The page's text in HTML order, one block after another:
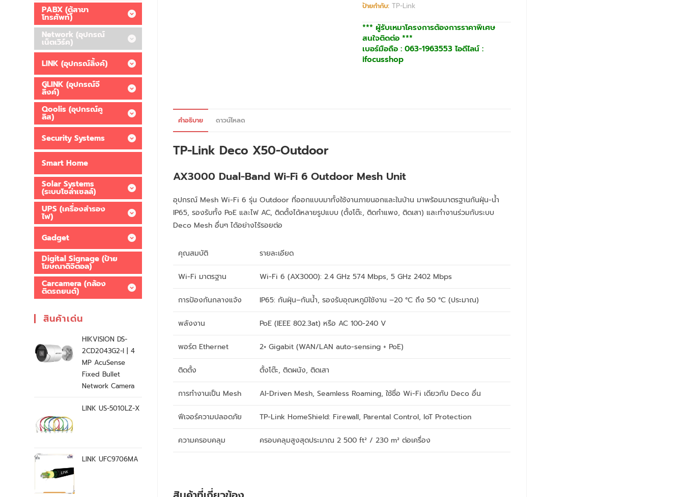
ป้ายกำกับ: TP-Link
*** ผู้รับเหมาโครงการต้องการราคาพิเศษ
สนใจติดต่อ ***
เบอร์มือถือ : 063-1963553 ไอดีไลน์ :
ifocusshop
คำอธิบาย ดาวน์โหลด
TP-Link Deco X50-Outdoor
AX3000 Dual-Band Wi-Fi 6 Outdoor Mesh Unit
อุปกรณ์ Mesh Wi-Fi 6 รุ่น Outdoor ที่ออกแบบมาทั้งใช้งานภายนอกและในบ้าน มาพร้อมมาตรฐานกันฝุ่น-น้ำ
IP65, รองรับทั้ง PoE และไฟ AC, ติดตั้งได้หลายรูปแบบ (ตั้งโต๊ะ, ติดกำแพง, ติดเสา) และทำงานร่วมกับระบบ
Deco Mesh อื่นๆ ได้อย่างไร้รอยต่อ
คุณสมบัติ รายละเอียด
Wi-Fi มาตรฐาน Wi-Fi 6 (AX3000): 2.4 GHz 574 Mbps, 5 GHz 2402 Mbps
การป้องกันกลางแจ้ง IP65: กันฝุ่น–กันน้ำ, รองรับอุณหภูมิใช้งาน –20 °C ถึง 50 °C (ประมาณ)
พลังงาน PoE (IEEE 802.3at) หรือ AC 100-240 V
พอร์ต Ethernet 2× Gigabit (WAN/LAN auto-sensing + PoE)
ติดตั้ง ตั้งโต๊ะ, ติดผนัง, ติดเสา
การทำงานเป็น Mesh AI-Driven Mesh, Seamless Roaming, ใช้ชื่อ Wi-Fi เดียวกับ Deco อื่น
ฟีเจอร์ความปลอดภัย TP-Link HomeShield: Firewall, Parental Control, IoT Protection
ความครอบคลุม ครอบคลุมสูงสุดประมาณ 2 500 ft² / 230 m² ต่อเครื่อง
PABX (ตู้สาขา
โทรศัพท์)
Network (อุปกรณ์
เน็ตเวิร์ค)
LINK (อุปกรณ์ลิ้งค์)
GLINK (อุปกรณ์จี
ลิ้งค์)
Qoolis (อุปกรณ์คู
ลิส)
Security Systems
Smart Home
Solar Systems
(ระบบโซล่าเซลล์)
UPS (เครื่องสำรอง
ไฟ)
Gadget
Digital Signage (ป้าย
โฆษณาดิจิตอล)
Carcamera (กล้อง
ติดรถยนต์)
สินค้าเด่น
HIKVISION DS-
2CD2043G2-I | 4
MP AcuSense
Fixed Bullet
Network Camera
LINK US-5010LZ-X
LINK UFC9706MA